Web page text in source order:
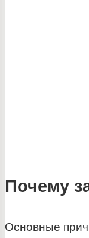
Почему
Основные